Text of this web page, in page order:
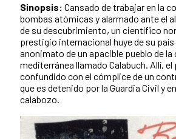
Sinopsis: Cansado de trabajar en la
bombas atómicas y alarmado ante el
de su descubrimiento, un científico
prestigio internacional huye de su país
anonimato de un apacible pueblo de la
mediterránea llamado Calabuch. Allí,
confundido con el cómplice de un
que es detenido por la Guardia Civil y
calabozo.